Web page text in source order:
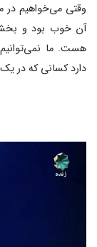
وقتی می‌خواهیم در
آن خوب بود و
هست. ما
دارد کسانی که در